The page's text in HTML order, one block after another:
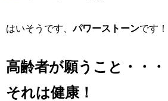
はいそうです、パワーストーンです！
高齢者が願うこと・・・
それは健康！